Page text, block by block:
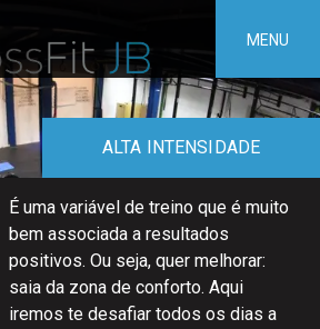
MENU
ALTA INTENSIDADE
É uma variável de treino que é muito
bem associada a resultados
positivos. Ou seja, quer melhorar:
saia da zona de conforto. Aqui
iremos te desafiar todos os dias a